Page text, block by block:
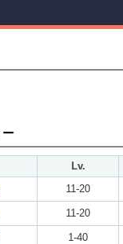
ー
Lv.
11-20
11-20
1-40